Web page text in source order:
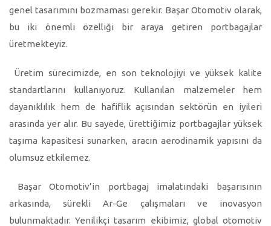
genel tasarımını bozmaması gerekir. Başar Otomotiv olarak,
bu iki önemli özelliği bir araya getiren portbagajlar
üretmekteyiz.
Üretim sürecimizde, en son teknolojiyi ve yüksek kalite
standartlarını kullanıyoruz. Kullanılan malzemeler hem
dayanıklılık hem de hafiflik açısından sektörün en iyileri
arasında yer alır. Bu sayede, ürettiğimiz portbagajlar yüksek
taşıma kapasitesi sunarken, aracın aerodinamik yapısını da
olumsuz etkilemez.
Başar Otomotiv’in portbagaj imalatındaki başarısının
arkasında, sürekli Ar-Ge çalışmaları ve inovasyon
bulunmaktadır. Yenilikçi tasarım ekibimiz, global otomotiv